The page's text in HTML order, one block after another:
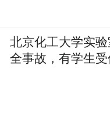
北京化工大学实
全事故，有学生受